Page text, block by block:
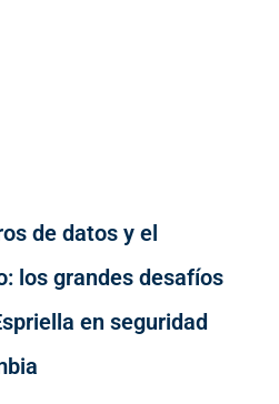
de datos y el
los grandes desafíos
en seguridad